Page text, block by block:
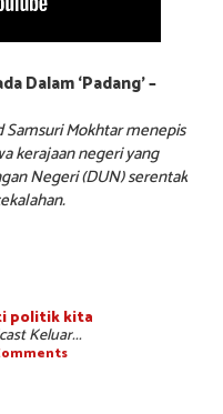
Dalam ‘Padang’ –
Samsuri Mokhtar menepis
kerajaan negeri yang
Negeri (DUN) serentak
politik kita
Keluar...